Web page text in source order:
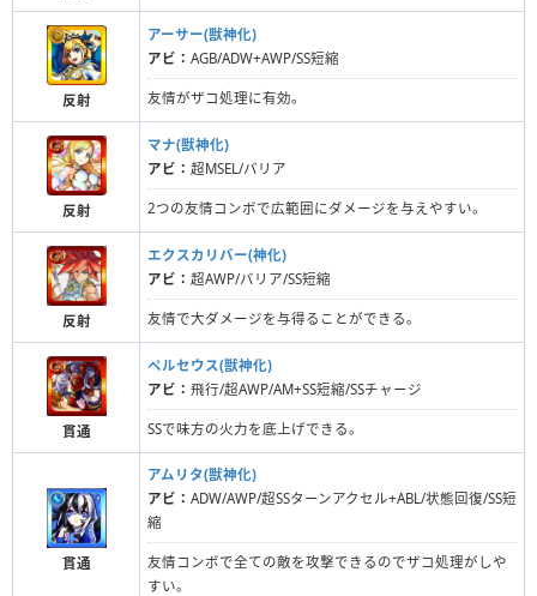
反射
アーサー(獣神化)
アビ： AGB/ADW+AWP/SS短縮
友情がザコ処理に有効。
反射
マナ(獣神化)
アビ： 超MSEL/バリア
2つの友情コンボで広範囲にダメージを与えやすい。
反射
エクスカリバー(神化)
アビ： 超AWP/バリア/SS短縮
友情で大ダメージを与得ることができる。
貫通
ペルセウス(獣神化)
アビ： 飛行/超AWP/AM+SS短縮/SSチャージ
SSで味方の火力を底上げできる。
貫通
アムリタ(獣神化)
アビ： ADW/AWP/超SSターンアクセル+ABL/状態回復/SS短
縮
友情コンボで全ての敵を攻撃できるのでザコ処理がしや
すい。